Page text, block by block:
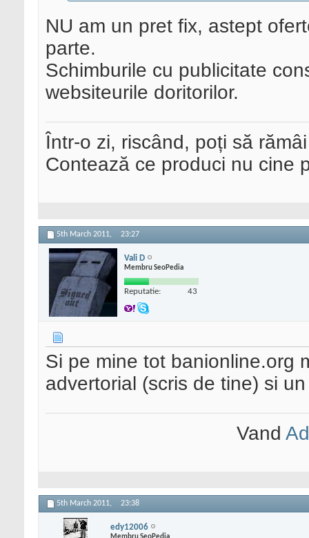
NU am un pret fix, astept
parte.
Schimburile cu publicitate
websiteurile doritorilor.
Într-o zi, riscând, poți să
Contează ce produci nu cine
5th March 2011, 23:27
Vali D
Membru SeoPedia
Reputatie: 43
Si pe mine tot banionline.org
advertorial (scris de tine) si
Vand
5th March 2011, 23:38
edy12006